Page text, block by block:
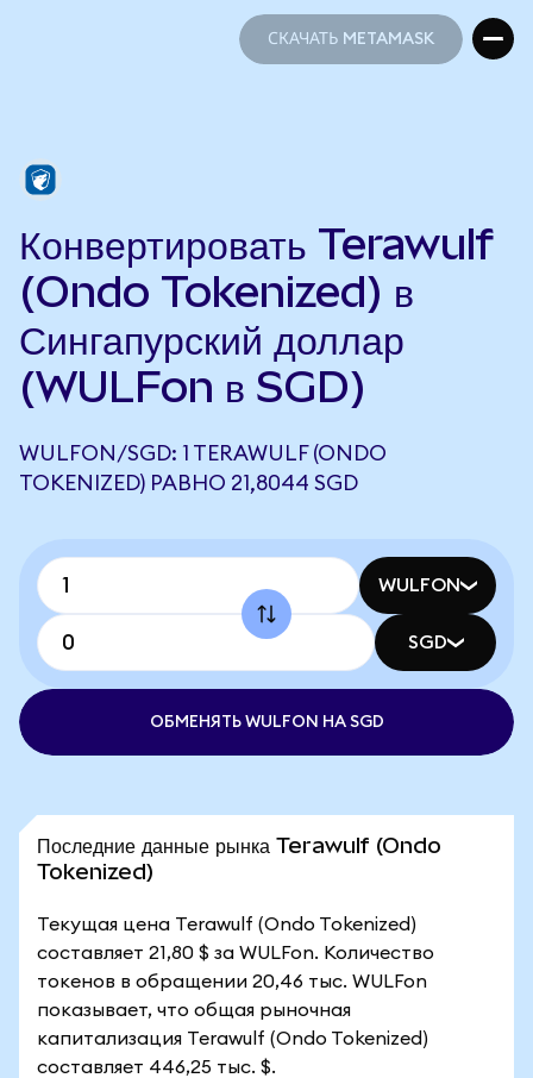
СКАЧАТЬ METAMASK
Конвертировать Terawulf
(Ondo Tokenized) в
Сингапурский доллар
(WULFon в SGD)
WULFON/SGD: 1 TERAWULF (ONDO
TOKENIZED) РАВНО 21,8044 SGD
WULFON
SGD
ОБМЕНЯТЬ WULFON НА SGD
Последние данные рынка Terawulf (Ondo
Tokenized)
Текущая цена Terawulf (Ondo Tokenized)
составляет 21,80 $ за WULFon. Количество
токенов в обращении 20,46 тыс. WULFon
показывает, что общая рыночная
капитализация Terawulf (Ondo Tokenized)
составляет 446,25 тыс. $.